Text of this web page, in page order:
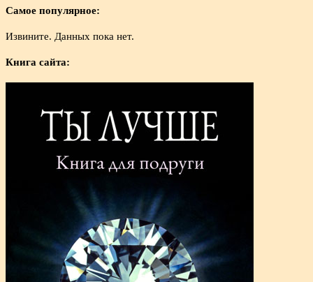
Самое популярное:
Извините. Данных пока нет.
Книга сайта: